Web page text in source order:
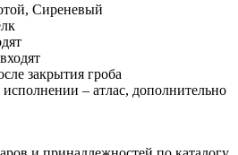
Сиреневый
закрытия гроба
– атлас, дополнительно